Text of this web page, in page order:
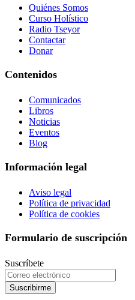
Quiénes Somos
Curso Holístico
Radio Tseyor
Contactar
Donar
Contenidos
Comunicados
Libros
Noticias
Eventos
Blog
Información legal
Aviso legal
Política de privacidad
Política de cookies
Formulario de suscripción
Suscríbete
Suscribirme